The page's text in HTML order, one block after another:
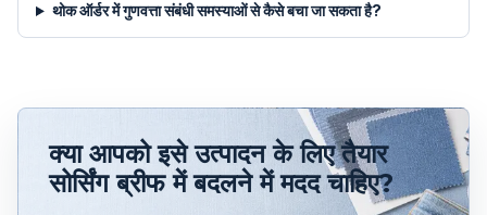
थोक ऑर्डर में गुणवत्ता संबंधी समस्याओं से कैसे बचा जा सकता है?
क्या आपको इसे उत्पादन के लिए तैयार
सोर्सिंग ब्रीफ में बदलने में मदद चाहिए?